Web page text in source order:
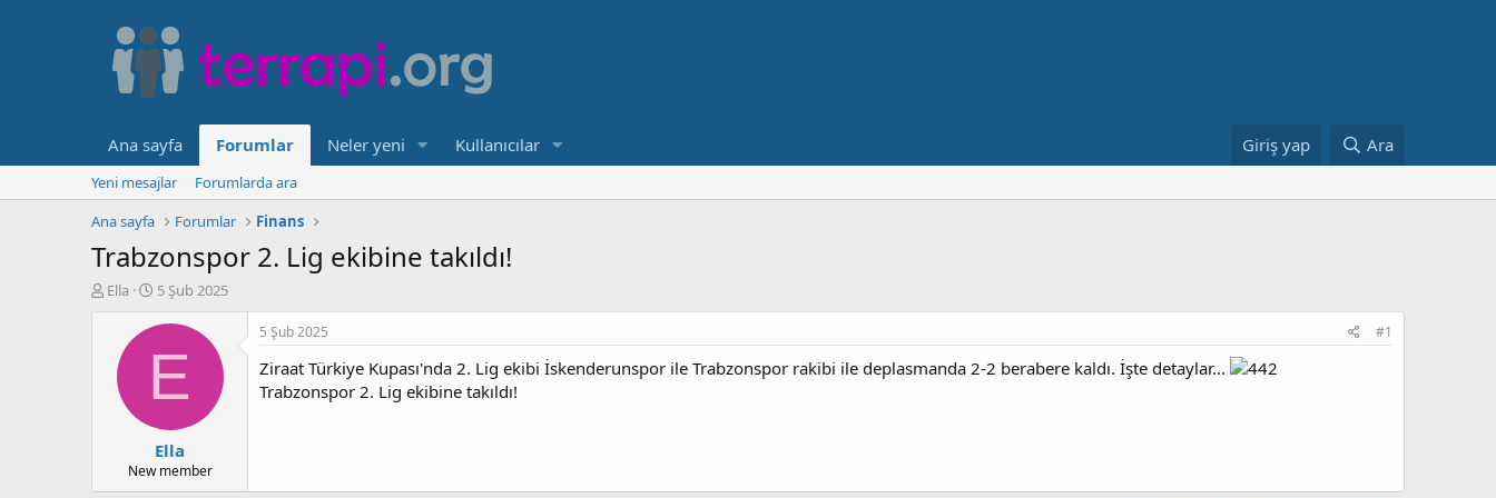
Ana sayfa Forumlar Neler yeni Kullanıcılar Giriş yap Ara
Yeni mesajlar
Forumlarda ara
Ana sayfa
Forumlar Finans
Trabzonspor 2. Lig ekibine takıldı!
K
l
Ella
B
ş
a
n
ı
ç
t
a
5 Şub 2025
E
Ella
New member
5 Şub 2025 #1
Ziraat Türkiye Kupası'nda 2. Lig ekibi İskenderunspor ile Trabzonspor rakibi ile deplasmanda 2-2 berabere kaldı. İşte detaylar...
Trabzonspor 2. Lig ekibine takıldı!